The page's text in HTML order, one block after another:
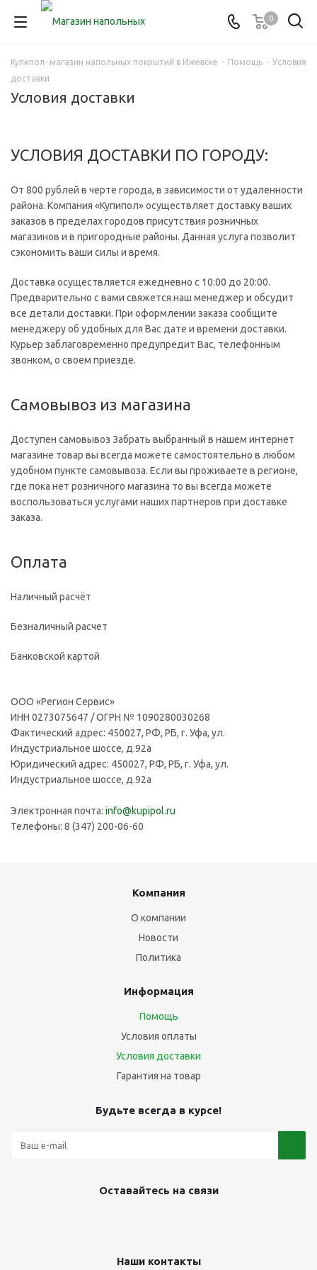
0
Купипол- магазин напольных покрытий в Ижевске - Помощь - Условия
доставки
Условия доставки
УСЛОВИЯ ДОСТАВКИ ПО ГОРОДУ:
От 800 рублей в черте города, в зависимости от удаленности
района. Компания «Купипол» осуществляет доставку ваших
заказов в пределах городов присутствия розничных
магазинов и в пригородные районы. Данная услуга позволит
сэкономить ваши силы и время.
Доставка осуществляется ежедневно с 10:00 до 20:00.
Предварительно с вами свяжется наш менеджер и обсудит
все детали доставки. При оформлении заказа сообщите
менеджеру об удобных для Вас дате и времени доставки.
Курьер заблаговременно предупредит Вас, телефонным
звонком, о своем приезде.
Самовывоз из магазина
Доступен самовывоз Забрать выбранный в нашем интернет
магазине товар вы всегда можете самостоятельно в любом
удобном пункте самовывоза. Если вы проживаете в регионе,
где пока нет розничного магазина то вы всегда можете
воспользоваться услугами наших партнеров при доставке
заказа.
Оплата
Наличный расчёт
Безналичный расчет
Банковской картой
ООО «Регион Сервис»
ИНН 0273075647 / ОГРН № 1090280030268
Фактический адрес: 450027, РФ, РБ, г. Уфа, ул.
Индустриальное шоссе, д.92а
Юридический адрес: 450027, РФ, РБ, г. Уфа, ул.
Индустриальное шоссе, д.92а
Электронная почта: info@kupipol.ru
Телефоны: 8 (347) 200-06-60
Компания
О компании
Новости
Политика
Информация
Помощь
Условия оплаты
Условия доставки
Гарантия на товар
Будьте всегда в курсе!
Оставайтесь на связи
Наши контакты